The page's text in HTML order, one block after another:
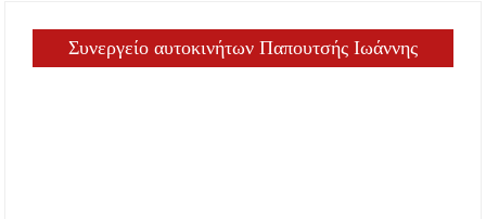
Συνεργείο αυτοκινήτων Παπουτσής Ιωάννης